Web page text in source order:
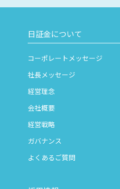
日証金について
コーポレートメッセージ
社長メッセージ
経営理念
会社概要
経営戦略
ガバナンス
よくあるご質問